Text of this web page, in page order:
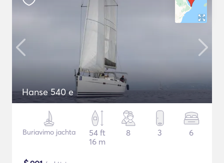
Hanse 540 e
Buriavimo jachta
54 ft
16 m
8 3 6